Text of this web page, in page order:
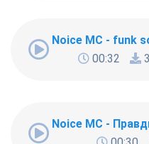
Noice MC - funk
00:32
Noice MC -